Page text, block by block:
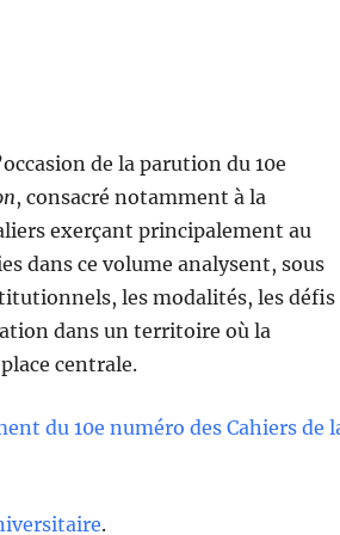
de la parution du 10e
, consacré notamment à la
exerçant principalement au
dans ce volume analysent, sous
les modalités, les défis
dans un territoire où la
centrale.
du 10e numéro des Cahiers de
.